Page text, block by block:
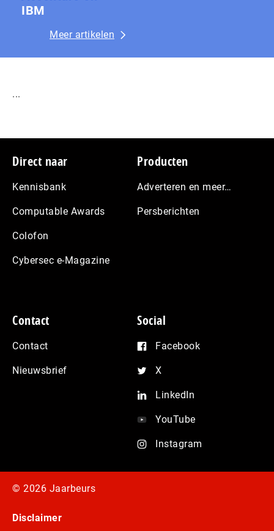
IBM
Meer artikelen
...
Footer
Direct naar
Kennisbank
Computable Awards
Colofon
Cybersec e-Magazine
Producten
Adverteren en meer…
Persberichten
Contact
Contact
Nieuwsbrief
Social
Facebook
X
LinkedIn
YouTube
Instagram
© 2026 Jaarbeurs
Disclaimer